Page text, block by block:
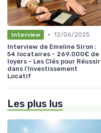
Interview • 12/06/2025
Interview de Emeline Siron :
54 locataires - 269.000€ de
loyers - Les Clés pour Réussir
dans l'Investissement
Locatif
Les plus lus